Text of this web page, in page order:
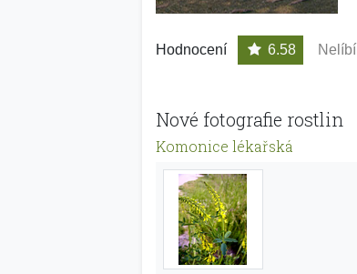
Hodnocení 6.58 Nelíbí
Nové fotografie rostlin
Komonice lékařská